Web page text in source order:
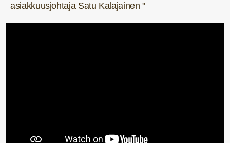
asiakkuusjohtaja Satu Kalajainen "